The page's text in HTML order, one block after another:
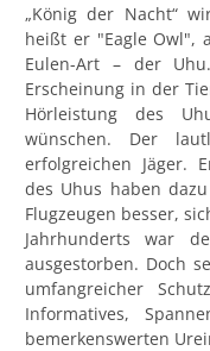
„König der Nacht“
heißt er "Eagle Owl",
Eulen-Art – der
Erscheinung in der
Hörleistung des
wünschen. Der
erfolgreichen Jäger.
des Uhus haben
Flugzeugen besser,
Jahrhunderts war
ausgestorben. Doch
umfangreicher
Informatives,
bemerkenswerten